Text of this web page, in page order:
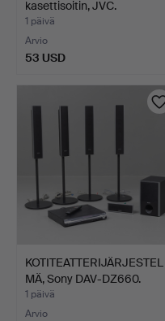
kasettisoitin, JVC.
1 päivä
Arvio
53 USD
KOTITEATTERIJÄRJESTEL
MÄ, Sony DAV-DZ660.
1 päivä
Arvio